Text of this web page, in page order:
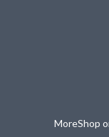
MoreShop